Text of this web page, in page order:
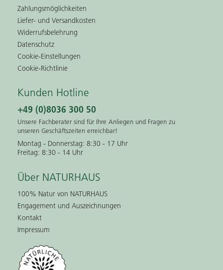
Zahlungsmöglichkeiten
Liefer- und Versandkosten
Widerrufsbelehrung
Datenschutz
Cookie-Einstellungen
Cookie-Richtlinie
Kunden Hotline
+49 (0)8036 300 50
Unsere Fachberater sind für Ihre Anliegen und Fragen zu
unseren Geschäftszeiten erreichbar!
Montag - Donnerstag: 8:30 - 17 Uhr
Freitag: 8:30 - 14 Uhr
Über NATURHAUS
100% Natur von NATURHAUS
Engagement und Auszeichnungen
Kontakt
Impressum